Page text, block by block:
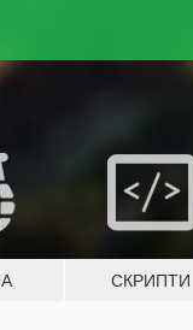
СКРИПТИ